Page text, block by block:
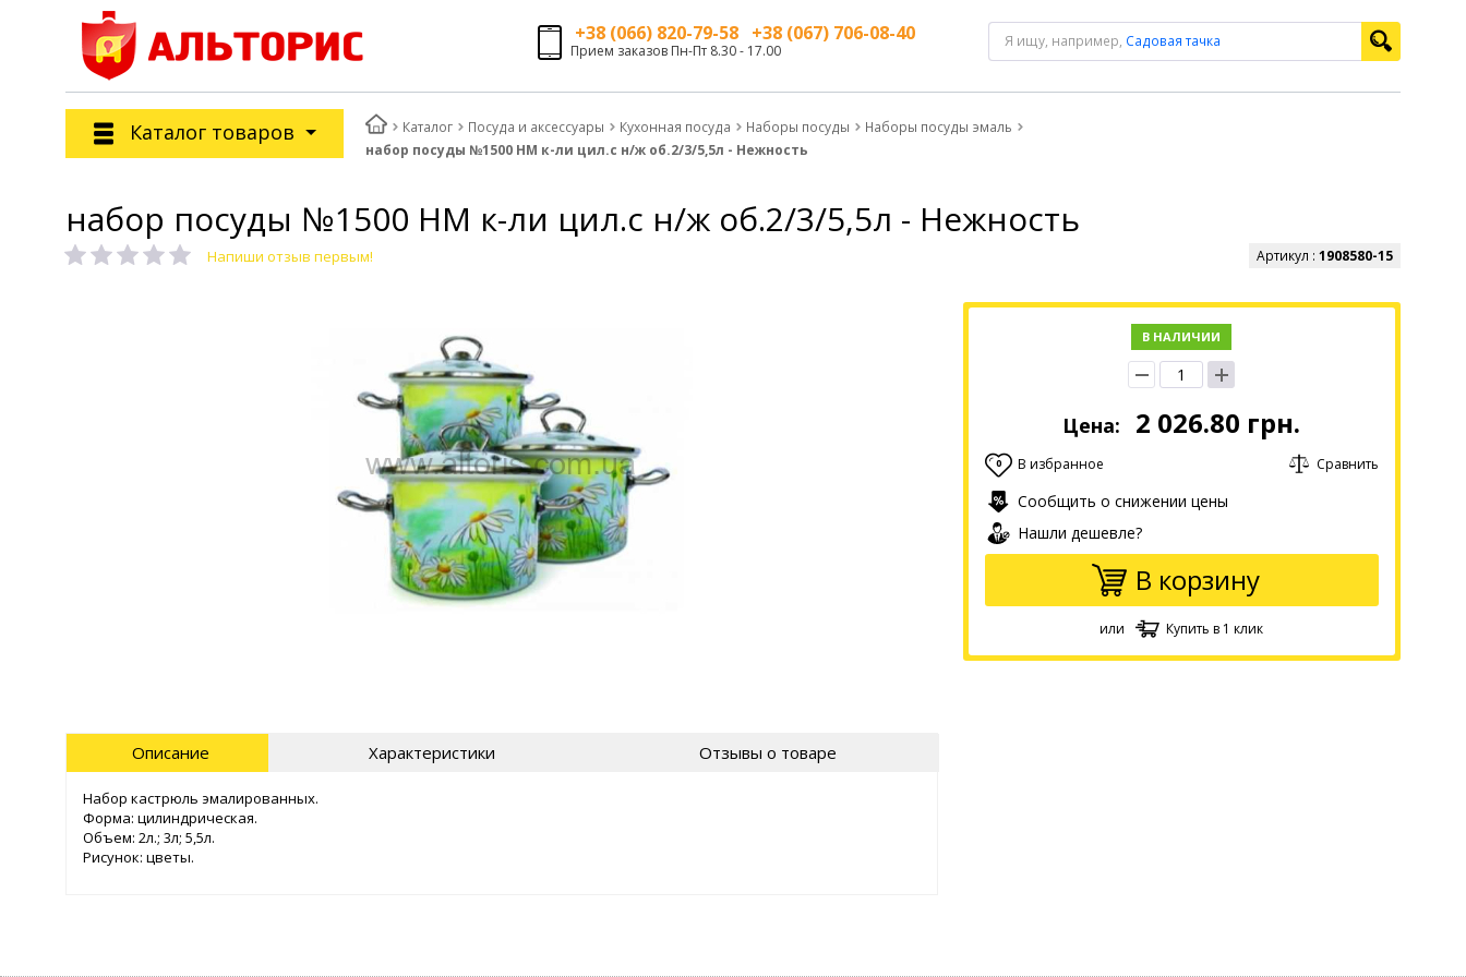
+38 (066) 820-79-58 +38 (067) 706-08-40
Прием заказов Пн-Пт 8.30 - 17.00
Я ищу, например, Садовая тачка
Каталог товаров Каталог Посуда и аксессуары Кухонная посуда Наборы посуды
Наборы посуды эмаль
набор посуды №1500 НМ к-ли цил.с н/ж об.2/3/5,5л - Нежность
набор посуды №1500 НМ к-ли цил.с н/ж об.2/3/5,5л - Нежность
Напиши отзыв первым! Артикул : 1908580-15
В НАЛИЧИИ
Цена: 2 026.80 грн.
0 В избранное Сравнить
Сообщить о снижении цены
Нашли дешевле?
В корзину
или Купить в 1 клик
Описание Характеристики Отзывы о товаре
Набор кастрюль эмалированных.
Форма: цилиндрическая.
Объем: 2л.; 3л; 5,5л.
Рисунок: цветы.